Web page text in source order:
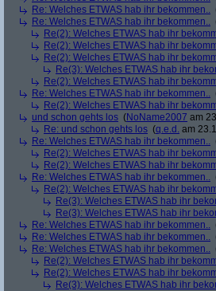
Re: Welches ETWAS hab ihr bekommen..
Re: Welches ETWAS hab ihr bekommen..
Re(2): Welches ETWAS hab ihr
Re(2): Welches ETWAS hab ihr
Re(2): Welches ETWAS hab ihr
Re(3): Welches ETWAS hab ihr
Re(2): Welches ETWAS hab ihr
Re: Welches ETWAS hab ihr bekommen..
Re(2): Welches ETWAS hab ihr
und schon gehts los (NoName2007 am
Re: und schon gehts los (q.e.d. am
Re: Welches ETWAS hab ihr bekommen..
Re(2): Welches ETWAS hab ihr
Re(2): Welches ETWAS hab ihr
Re: Welches ETWAS hab ihr bekommen..
Re(2): Welches ETWAS hab ihr
Re(3): Welches ETWAS hab ihr
Re(3): Welches ETWAS hab ihr
Re: Welches ETWAS hab ihr bekommen..
Re: Welches ETWAS hab ihr bekommen..
Re: Welches ETWAS hab ihr bekommen..
Re(2): Welches ETWAS hab ihr
Re(2): Welches ETWAS hab ihr
Re(3): Welches ETWAS hab ihr